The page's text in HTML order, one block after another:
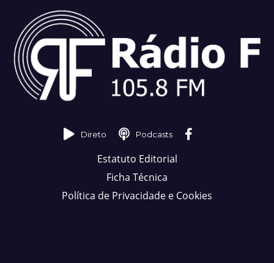
Direto Podcasts
Estatuto Editorial
Ficha Técnica
Política de Privacidade e Cookies